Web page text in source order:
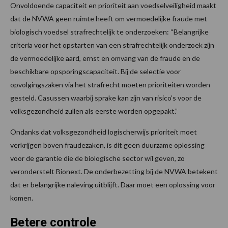
Onvoldoende capaciteit en prioriteit aan voedselveiligheid maakt
dat de NVWA geen ruimte heeft om vermoedelijke fraude met
biologisch voedsel strafrechtelijk te onderzoeken: “Belangrijke
criteria voor het opstarten van een strafrechtelijk onderzoek zijn
de vermoedelijke aard, ernst en omvang van de fraude en de
beschikbare opsporingscapaciteit. Bij de selectie voor
opvolgingszaken via het strafrecht moeten prioriteiten worden
gesteld. Casussen waarbij sprake kan zijn van risico’s voor de
volksgezondheid zullen als eerste worden opgepakt.”
Ondanks dat volksgezondheid logischerwijs prioriteit moet
verkrijgen boven fraudezaken, is dit geen duurzame oplossing
voor de garantie die de biologische sector wil geven, zo
veronderstelt Bionext. De onderbezetting bij de NVWA betekent
dat er belangrijke naleving uitblijft. Daar moet een oplossing voor
komen.
Betere controle